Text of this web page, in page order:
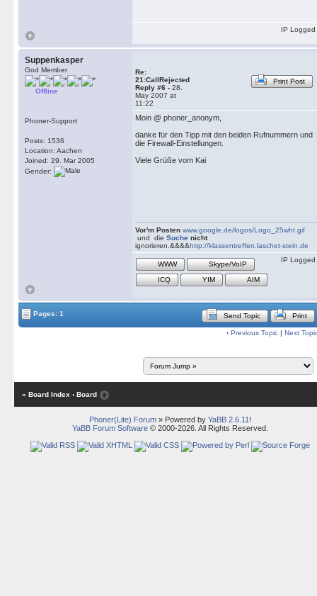
IP Logged
Suppenkasper
God Member
Offline
Phoner-Support
Posts: 1536
Location: Aachen
Joined: 29. Mar 2005
Gender:
Re:
21:CallRejected
Reply #6 - 28.
May 2007 at
11:22
Print Post
Moin @ phoner_anonym,
danke für den Tipp mit den beiden Rufnummern und
die Firewall-Einstellungen.
Viele Grüße vom Kai
Vor'm Posten www.google.de/logos/Logo_25wht.gif
und die Suche nicht
ignorieren.&&&&http://klassentreffen.laschet-stein.de
WWW
Skype/VoIP
ICQ
YIM AIM
IP Logged
Pages: 1 Send Topic Print
‹ Previous Topic | Next
« Board Index ‹ Board
Phoner(Lite) Forum» Powered by YaBB 2.6.11 !
YaBB Forum Software© 2000-2026. All Rights Reserved.